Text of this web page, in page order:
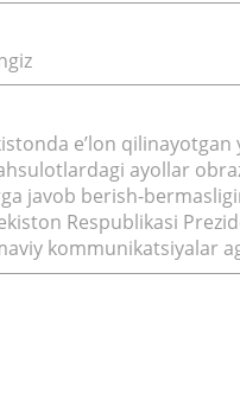
eʼlon
ayollar
javob berish-
Respublikasi
kommunikatsiyalar